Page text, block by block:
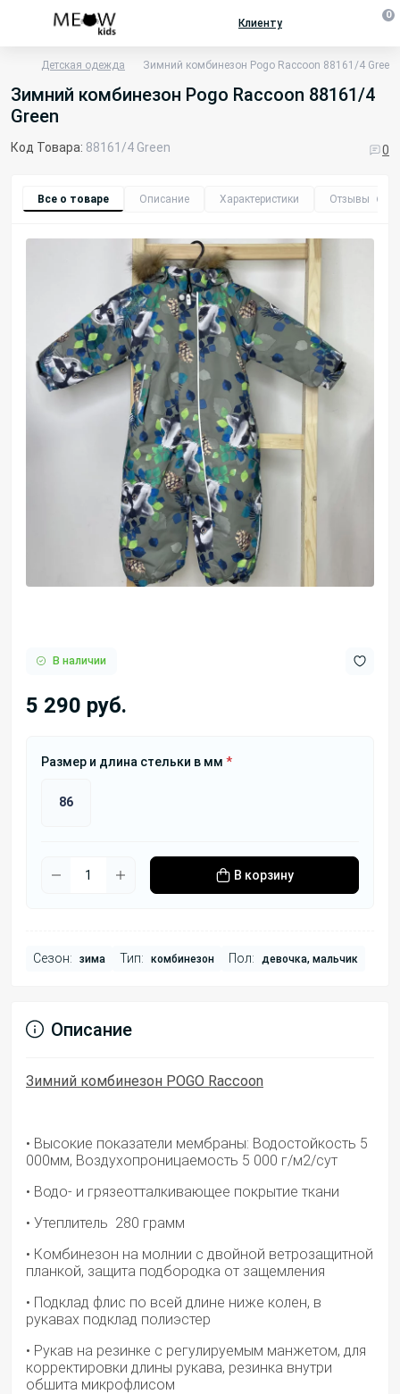
Клиенту
0
Детская одежда Зимний комбинезон Pogo Raccoon 88161/4 Green
Зимний комбинезон Pogo Raccoon 88161/4
Green
Код Товара: 88161/4 Green 0
Все о товаре Описание Характеристики Отзывы
В наличии
5 290 руб.
Размер и длина стельки в мм *
86
В корзину
Сезон: зима Тип: комбинезон Пол: девочка, мальчик
Описание
Зимний комбинезон POGO Raccoon
• Высокие показатели мембраны: Водостойкость 5
000мм, Воздухопроницаемость 5 000 г/м2/сут
• Водо- и грязеотталкивающее покрытие ткани
• Утеплитель 280 грамм
• Комбинезон на молнии с двойной ветрозащитной
планкой, защита подбородка от защемления
• Подклад флис по всей длине ниже колен, в
рукавах подклад полиэстер
• Рукав на резинке с регулируемым манжетом, для
корректировки длины рукава, резинка внутри
обшита микрофлисом